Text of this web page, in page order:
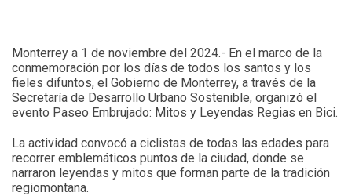
Monterrey a 1 de noviembre del 2024.- En el marco de la
conmemoración por los días de todos los santos y los
fieles difuntos, el Gobierno de Monterrey, a través de la
Secretaría de Desarrollo Urbano Sostenible, organizó el
evento Paseo Embrujado: Mitos y Leyendas Regias en Bici.
La actividad convocó a ciclistas de todas las edades para
recorrer emblemáticos puntos de la ciudad, donde se
narraron leyendas y mitos que forman parte de la tradición
regiomontana.